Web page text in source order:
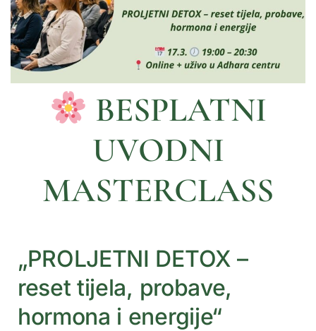
BESPLATNI
UVODNI
MASTERCLASS
„PROLJETNI DETOX –
reset tijela, probave,
hormona i energije“